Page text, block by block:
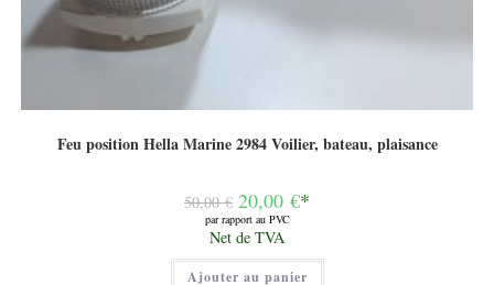
Feu position Hella Marine 2984 Voilier, bateau, plaisance
50,00€ Le
prix
initial
était :
50,00 €.
20,00 €*
par rapport au PVC
Le
prix
actuel
est :
Net de TVA
Ajouter au panier